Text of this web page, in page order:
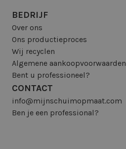
BEDRIJF
Over ons
Ons productieproces
Wij recyclen
Algemene aankoopvoorwaarden
Bent u professioneel?
CONTACT
info@mijnschuimopmaat.com
Ben je een professional?